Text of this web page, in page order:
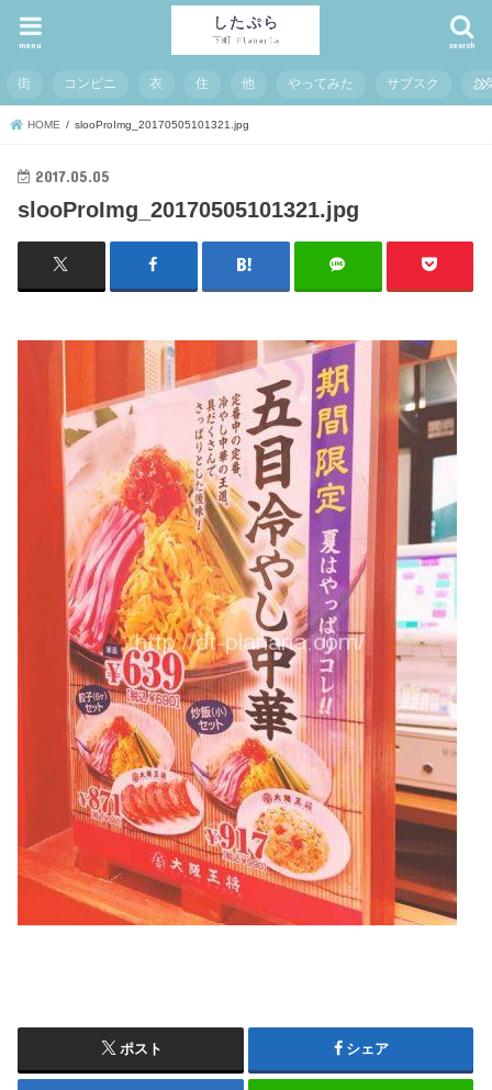
search
menu
街 コンビニ 衣 住 他 やってみた サブスク お
HOME slooProImg_20170505101321.jpg
2017.05.05
slooProImg_20170505101321.jpg
ポスト シェア